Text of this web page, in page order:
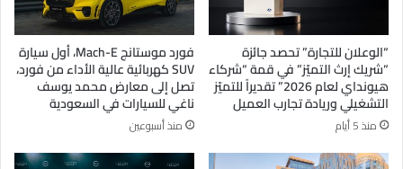
“الوعلان للتجارة” تحصد جائزة
“شريك إرث التميّز” في قمة “شركاء
هيونداي لعام 2026” تقديراً للتميّز
التشغيلي وريادة تجارب العميل
منذ 5 أيام
فورد موستانج Mach-E، أول سيارة
SUV كهربائية عالية الأداء من فورد،
تصل إلى معارض محمد يوسف
ناغي للسيارات في السعودية
منذ أسبوعين